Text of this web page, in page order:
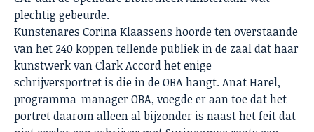
plechtig gebeurde.
Kunstenares Corina Klaassens hoorde ten overstaande
van het 240 koppen tellende publiek in de zaal dat haar
kunstwerk van Clark Accord het enige
schrijversportret is die in de OBA hangt. Anat Harel,
programma-manager OBA, voegde er aan toe dat het
portret daarom alleen al bijzonder is naast het feit dat